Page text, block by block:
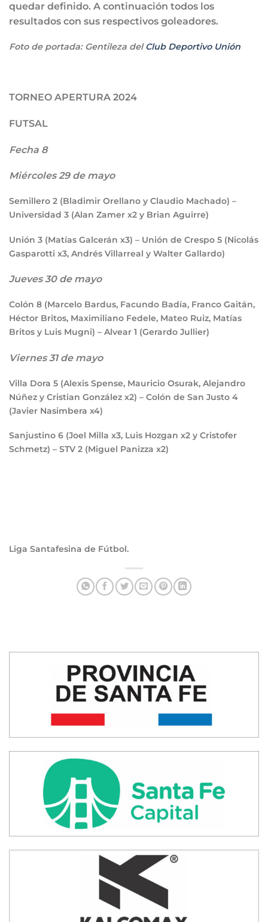
quedar definido. A continuación todos los
resultados con sus respectivos goleadores.
Foto de portada: Gentileza delClub Deportivo Unión
TORNEO APERTURA 2024
FUTSAL
Fecha 8
Miércoles 29 de mayo
Semillero 2 (Bladimir Orellano y Claudio Machado) –
Universidad 3 (Alan Zamer x2 y Brian Aguirre)
Unión 3 (Matías Galcerán x3) – Unión de Crespo 5 (Nicolás
Gasparotti x3, Andrés Villarreal y Walter Gallardo)
Jueves 30 de mayo
Colón 8 (Marcelo Bardus, Facundo Badía, Franco Gaitán,
Héctor Britos, Maximiliano Fedele, Mateo Ruiz, Matías
Britos y Luis Mugni) – Alvear 1 (Gerardo Jullier)
Viernes 31 de mayo
Villa Dora 5 (Alexis Spense, Mauricio Osurak, Alejandro
Núñez y Cristian González x2) – Colón de San Justo 4
(Javier Nasimbera x4)
Sanjustino 6 (Joel Milla x3, Luis Hozgan x2 y Cristofer
Schmetz) – STV 2 (Miguel Panizza x2)
Liga Santafesina de Fútbol.